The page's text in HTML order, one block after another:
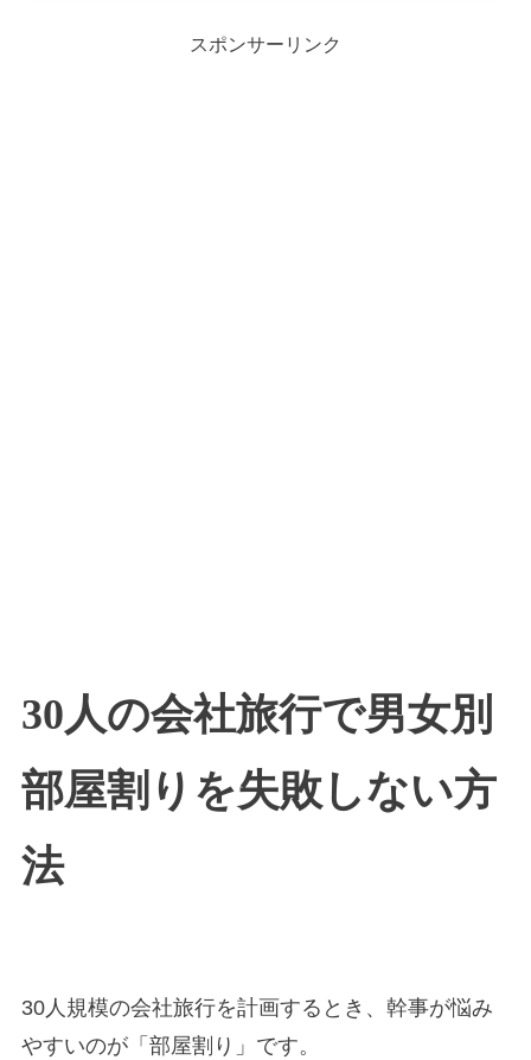
スポンサーリンク
30人の会社旅行で男女別
部屋割りを失敗しない方
法
30人規模の会社旅行を計画するとき、幹事が悩み
やすいのが「部屋割り」です。